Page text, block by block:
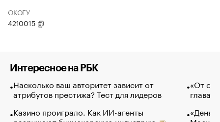
ОКОГУ
4210015
Интересное на РБК
Насколько ваш авторитет зависит от
атрибутов престижа? Тест для лидеров
Казино проиграло. Как ИИ-агенты
«От
глава